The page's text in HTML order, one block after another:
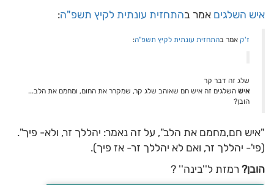
איש השלגים אמר בהתחזית עונתית לקיץ תשפ"ה:
ז'ק אמר בהתחזית עונתית לקיץ תשפ"ה:
שלג זה דבר קר
איש השלגים זה איש חם שאוהב שלג קר, שמקרר את החום, ומחמם את הלב...
הובן?
"איש חם,מחמם את הלב", על זה נאמר: יהללך זר, ולא- פיך".
(פי'- יהללך זר, ואם לא יהללך זר- אז פיך).
הובן? רמזת ל''בינה'' ?